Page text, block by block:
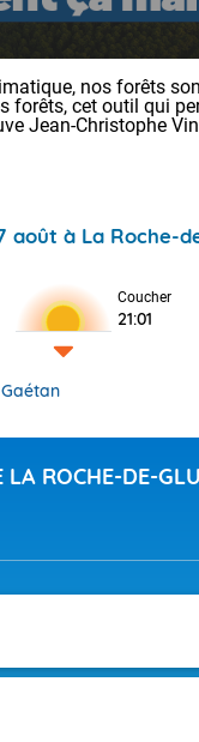
TENDANCE
Pour la
Cette
Tendance
nos forêts
forêts, cet outil qui
Jean-Christophe
août à La Roche-
Coucher
21:01
Gaétan
LA ROCHE-DE-
Voici les
: 27 Nancy :
31 Lille : 26
Calme,
territoire. On
à 18 degrés
25 à 30
degrés sur